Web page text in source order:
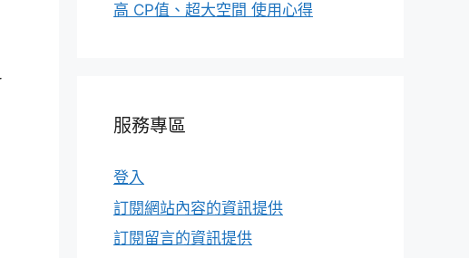
高 CP值、超大空間 使用心得
服務專區
登入
訂閱網站內容的資訊提供
訂閱留言的資訊提供